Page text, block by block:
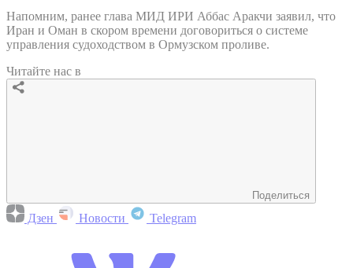
Напомним, ранее глава МИД ИРИ Аббас Аракчи заявил, что
Иран и Оман в скором времени договориться о системе
управления судоходством в Ормузском проливе.
Читайте нас в
Поделиться
Дзен Новости Telegram